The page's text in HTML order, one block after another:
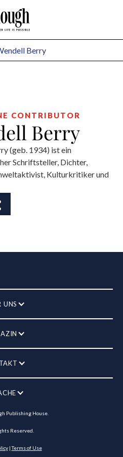
Berry
CONTRIBUTOR
Berry
(geb. 1934) ist ein
Schriftsteller, Dichter,
Kulturkritiker und
UNS
Publishing House.
Reserved.
|Terms of Use